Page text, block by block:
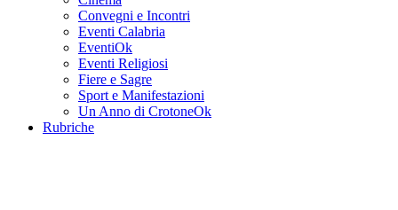
Convegni e Incontri
Eventi Calabria
EventiOk
Eventi Religiosi
Fiere e Sagre
Sport e Manifestazioni
Un Anno di CrotoneOk
Rubriche